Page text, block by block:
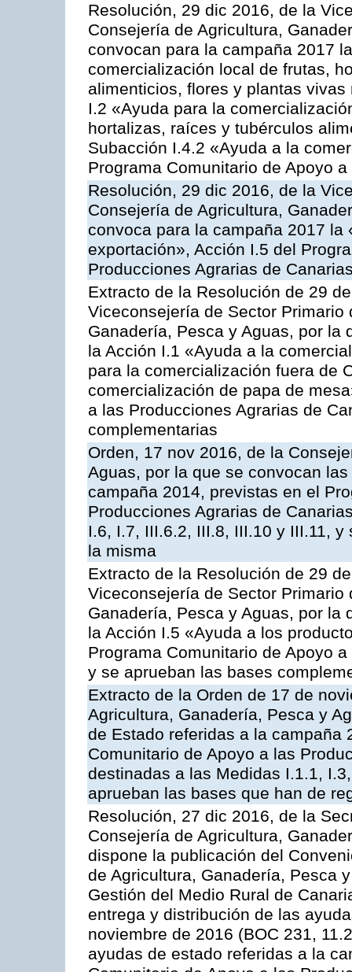
Resolución, 29 dic 2016, de la
Consejería de Agricultura,
convocan para la campaña 2017
comercialización local de frutas,
alimenticios, flores y plantas
I.2 «Ayuda para la
hortalizas, raíces y tubérculos
Subacción I.4.2 «Ayuda a la
Programa Comunitario de Apoyo
Resolución, 29 dic 2016, de la
Consejería de Agricultura,
convoca para la campaña 2017
exportación», Acción I.5 del
Producciones Agrarias de
Extracto de la Resolución de 29
Viceconsejería de Sector
Ganadería, Pesca y Aguas, por la
la Acción I.1 «Ayuda a la
para la comercialización fuera de
comercialización de papa de
a las Producciones Agrarias de
complementarias
Orden, 17 nov 2016, de la
Aguas, por la que se convocan
campaña 2014, previstas en el
Producciones Agrarias de
I.6, I.7, III.6.2, III.8, III.10 y III.11,
la misma
Extracto de la Resolución de 29
Viceconsejería de Sector
Ganadería, Pesca y Aguas, por la
la Acción I.5 «Ayuda a los
Programa Comunitario de Apoyo
y se aprueban las bases
Extracto de la Orden de 17 de
Agricultura, Ganadería, Pesca y
de Estado referidas a la campaña
Comunitario de Apoyo a las
destinadas a las Medidas I.1.1,
aprueban las bases que han de
Resolución, 27 dic 2016, de la
Consejería de Agricultura,
dispone la publicación del
de Agricultura, Ganadería, Pesca
Gestión del Medio Rural de
entrega y distribución de las
noviembre de 2016 (BOC 231,
ayudas de estado referidas a la